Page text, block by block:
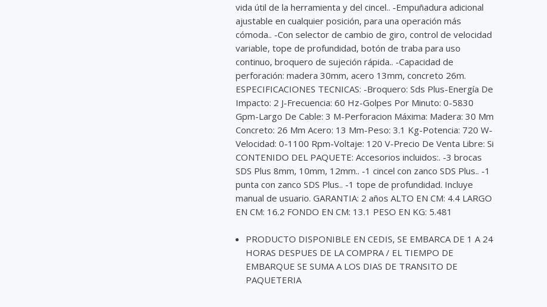
vida útil de la herramienta y del cincel.. -Empuñadura adicional
ajustable en cualquier posición, para una operación más
cómoda.. -Con selector de cambio de giro, control de velocidad
variable, tope de profundidad, botón de traba para uso
continuo, broquero de sujeción rápida.. -Capacidad de
perforación: madera 30mm, acero 13mm, concreto 26m.
ESPECIFICACIONES TECNICAS: -Broquero: Sds Plus-Energía De
Impacto: 2 J-Frecuencia: 60 Hz-Golpes Por Minuto: 0-5830
Gpm-Largo De Cable: 3 M-Perforacion Máxima: Madera: 30 Mm
Concreto: 26 Mm Acero: 13 Mm-Peso: 3.1 Kg-Potencia: 720 W-
Velocidad: 0-1100 Rpm-Voltaje: 120 V-Precio De Venta Libre: Si
CONTENIDO DEL PAQUETE: Accesorios incluidos:. -3 brocas
SDS Plus 8mm, 10mm, 12mm.. -1 cincel con zanco SDS Plus.. -1
punta con zanco SDS Plus.. -1 tope de profundidad. Incluye
manual de usuario. GARANTIA: 2 años ALTO EN CM: 4.4 LARGO
EN CM: 16.2 FONDO EN CM: 13.1 PESO EN KG: 5.481
PRODUCTO DISPONIBLE EN CEDIS, SE EMBARCA DE 1 A 24
HORAS DESPUES DE LA COMPRA / EL TIEMPO DE
EMBARQUE SE SUMA A LOS DIAS DE TRANSITO DE
PAQUETERIA